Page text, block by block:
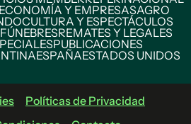
ECONOMÍA Y EMPRESASAGRO
CULTURA Y ESPECTÁCULOS
FÚNEBRESREMATES Y LEGALES
PUBLICACIONES
ESPAÑAESTADOS UNIDOS
Políticas de Privacidad